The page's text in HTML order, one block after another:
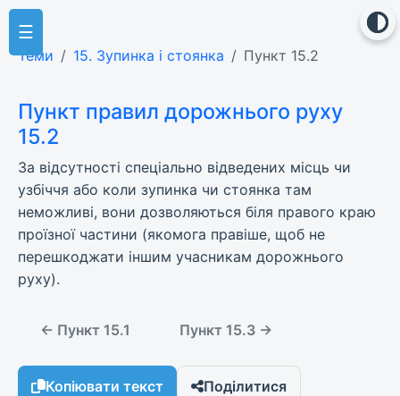
☰
Теми 15. Зупинка і стоянка Пункт 15.2
Пункт правил дорожнього руху
15.2
За відсутності спеціально відведених місць чи
узбіччя або коли зупинка чи стоянка там
неможливі, вони дозволяються біля правого краю
проїзної частини (якомога правіше, щоб не
перешкоджати іншим учасникам дорожнього
руху).
← Пункт 15.1 Пункт 15.3 →
Копіювати текст Поділитися